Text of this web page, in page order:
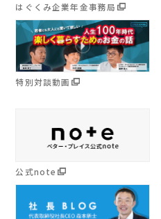
はぐくみ企業年金事務局
特別対談動画
公式note